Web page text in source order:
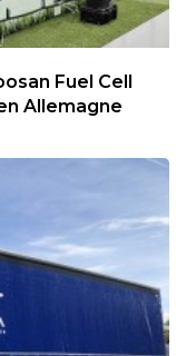
Fuel Cell
Allemagne